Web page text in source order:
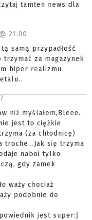
tamten news dla
21:00
samą przypadłość
trzymać za magazynek
hiper realizmu
niż myślałem,Bleee.
jest to ciężkie
(za chłodnicę)
troche...Jak się trzyma
naboi tylko
gdy zamek
waży chociaż
podobnie do
jest super:}